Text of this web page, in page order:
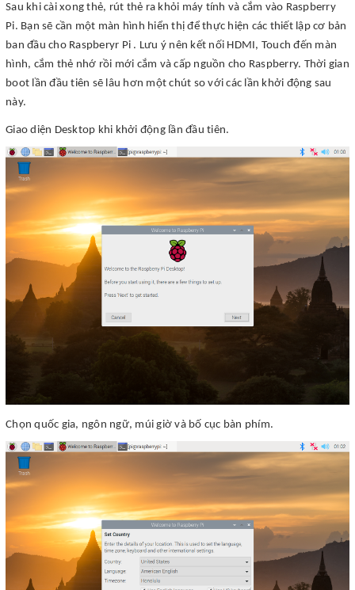
Sau khi cài xong thẻ, rút thẻ ra khỏi máy tính và cắm vào Raspberry
Pi. Bạn sẽ cần một màn hình hiển thị để thực hiện các thiết lập cơ bản
ban đầu cho Raspberyr Pi . Lưu ý nên kết nối HDMI, Touch đến màn
hình, cắm thẻ nhớ rồi mới cắm và cấp nguồn cho Raspberry. Thời gian
boot lần đầu tiên sẽ lâu hơn một chút so với các lần khởi động sau
này.
Giao diện Desktop khi khởi động lần đầu tiên.
Chọn quốc gia, ngôn ngữ, múi giờ và bố cục bàn phím.